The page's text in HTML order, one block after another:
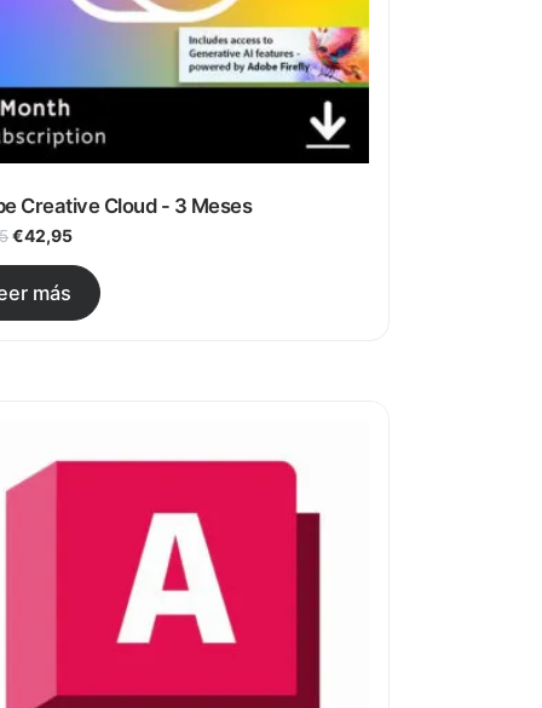
Creative Cloud - 3 Meses
El precio original era: €61,95.
€42,95El precio actual es: €42,95.
más